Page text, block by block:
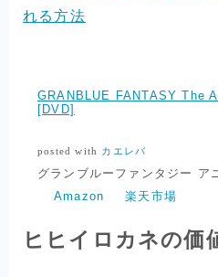
れる方法
GRANBLUE FANTASY The
[DVD]
posted with カエレバ
グランブルーファンタジー ア
Amazon
楽天市場
ヒヒイロカネの価